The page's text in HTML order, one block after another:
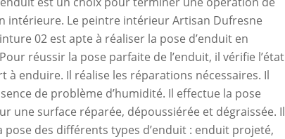
intérieure. Le peintre intérieur Artisan Dufresne
02 est apte à réaliser la pose d’enduit en
réussir la pose parfaite de l’enduit, il vérifie l’état
à enduire. Il réalise les réparations nécessaires. Il
de problème d’humidité. Il effectue la pose
une surface réparée, dépoussiérée et dégraissée. Il
pose des différents types d’enduit : enduit projeté,